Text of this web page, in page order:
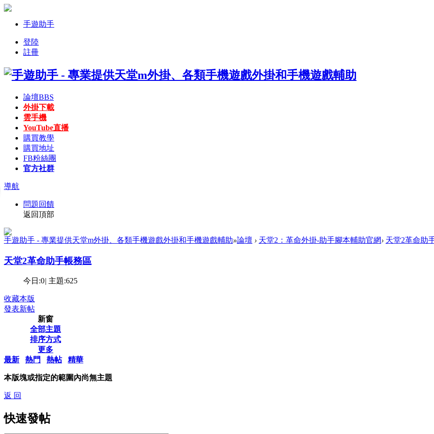
手遊助手
登陸
註冊
論壇BBS
外掛下載
雲手機
YouTube直播
購買教學
購買地址
FB粉絲團
官方社群
導航
問題回饋
返回頂部
手遊助手 - 專業提供天堂m外掛、各類手機遊戲外掛和手機遊戲輔助»論壇 › 天堂2：革命外掛-助手腳本輔助官網› 天堂2革命助
天堂2革命助手帳務區
今日:0| 主題:625
收藏本版
發表新帖
新窗
全部主題
排序方式
更多
最新
熱門 熱帖 精華
本版塊或指定的範圍內尚無主題
返 回
快速發帖